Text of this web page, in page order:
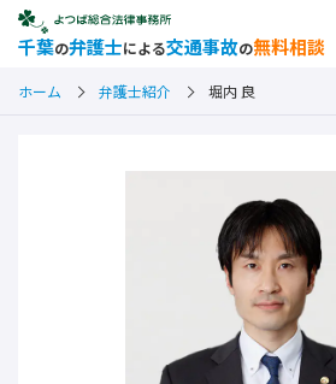
千葉の弁護士による交通事故の無料相談
ホーム 弁護士紹介 堀内 良